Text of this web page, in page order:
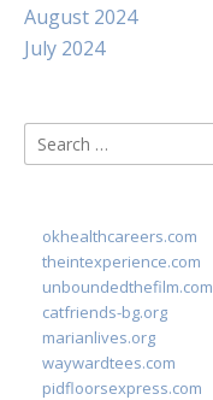
August 2024
July 2024
Search
for:
okhealthcareers.com
theintexperience.com
unboundedthefilm.com
catfriends-bg.org
marianlives.org
waywardtees.com
pidfloorsexpress.com